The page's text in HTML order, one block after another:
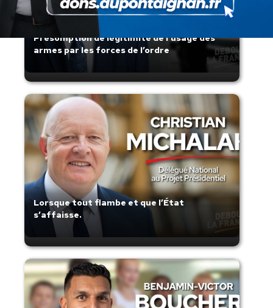
Présomption de légitimité de l’usage des
armes par les forces de l’ordre
Lorsque tout flambe et que l’État
s’affaisse.